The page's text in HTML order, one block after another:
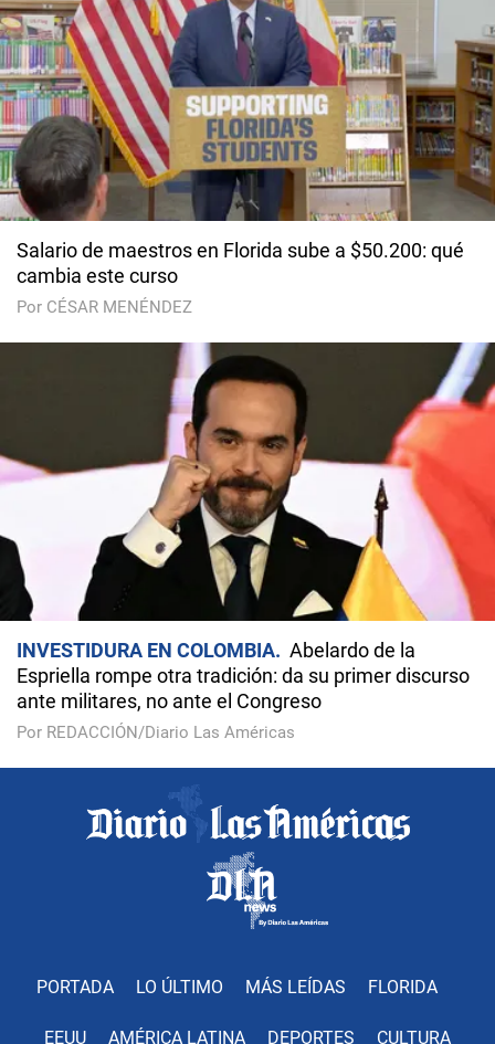
Salario de maestros en Florida sube a $50.200: qué
cambia este curso
Por CÉSAR MENÉNDEZ
INVESTIDURA EN COLOMBIA
Abelardo de la
Espriella rompe otra tradición: da su primer discurso
ante militares, no ante el Congreso
Por REDACCIÓN/Diario Las Américas
PORTADA LO ÚLTIMO MÁS LEÍDAS FLORIDA
EEUU AMÉRICA LATINA DEPORTES CULTURA